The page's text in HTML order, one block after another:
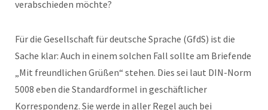
verabschieden möchte?
Für die Gesellschaft für deutsche Sprache (GfdS) ist die
Sache klar: Auch in einem solchen Fall sollte am Briefende
„Mit freundlichen Grüßen“ stehen. Dies sei laut DIN-Norm
5008 eben die Standardformel in geschäftlicher
Korrespondenz. Sie werde in aller Regel auch bei